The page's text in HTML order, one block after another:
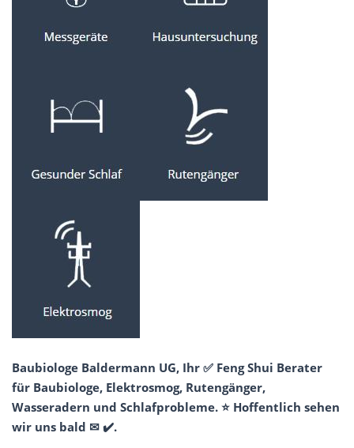
Baubiologe Baldermann UG, Ihr ✅ Feng Shui Berater
für Baubiologe, Elektrosmog, Rutengänger,
Wasseradern und Schlafprobleme. ⭐ Hoffentlich sehen
wir uns bald ✉ ✔️.